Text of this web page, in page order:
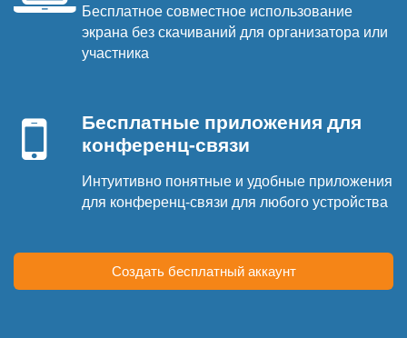
ноутбука
Бесплатное совместное использование
экрана без скачиваний для организатора или
участника
устройствоБесплатные приложения для
конференц-связи
Интуитивно понятные и удобные приложения
для конференц-связи для любого устройства
Создать бесплатный аккаунт